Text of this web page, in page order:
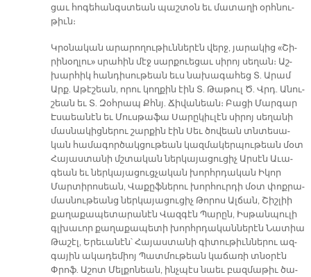
ցաւ հո­գե­հանգս­տեան պաշ­տօն եւ մա­տա­ղի օրհ­նու­
թիւն։
Կրօ­նա­կան ա­րա­րո­ղու­թիւն­նե­րէն վերջ, յա­րա­կից «Շի­
րի­նօղ­լու» սրա­հին մէջ սար­քուե­ցաւ սի­րոյ սե­ղան։ Աշ­
խար­հիկ հան­դի­սու­թեան եւս նա­խա­գա­հեց Տ. Ա­րամ
Արք. Ա­թէ­շեան, ո­րու կող­քին էին Տ. Թա­թուլ Ծ. Վրդ. Ա­նու­
շեան եւ Տ. Զօհ­րապ Քհնյ. Ճի­վա­նեան։ Բա­ցի Մար­գար
Է­սաեա­նէն եւ Մուս­թա­ֆա Սա­րը­կիւ­լէն սի­րոյ սե­ղա­նի
մաս­նա­կից­նե­րու շար­քին էին Սեւ ծո­վեան տնտե­սա­
կան հա­մա­գոր­ծակ­ցու­թեան կազ­մա­կեր­պու­թեան մօտ
Հա­յաս­տա­նի մշտա­կան ներ­կա­յա­ցու­ցիչ Ար­սէն Ա­ւա­
գեան եւ ներ­կա­յա­ցուց­չա­կան խորհր­դա­կան Ի­կոր
Մար­տի­րո­սեան, Վա­քըֆ­նե­րու խոր­հուր­դի մօտ փոք­րա­
մաս­նու­թեանց ներ­կա­յա­ցու­ցիչ Թո­րոս Ալ­ճան, Շիշ­լիի
քա­ղա­քա­պե­տա­րա­նէն Վազ­գէն Պա­րըն, Իս­թան­պու­լի
գլխա­ւոր քա­ղա­քա­պե­տի խորհր­դա­կան­նե­րէն Նա­տիա
Թա­շէլ, Ե­րե­ւա­նէն՝ Հա­յաս­տա­նի գի­տու­թիւն­նե­րու ազ­
գա­յին ա­կա­դե­միոյ Պատ­մու­թեան կա­ճա­ռի տնօ­րէն
Փրոֆ. Ա­շոտ Մել­քո­նեան, ինչ­պէս նաեւ բազ­մա­թիւ ծա­